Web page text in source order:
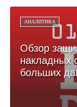
АНАЛИТИКА
Обзор
накладных
больших